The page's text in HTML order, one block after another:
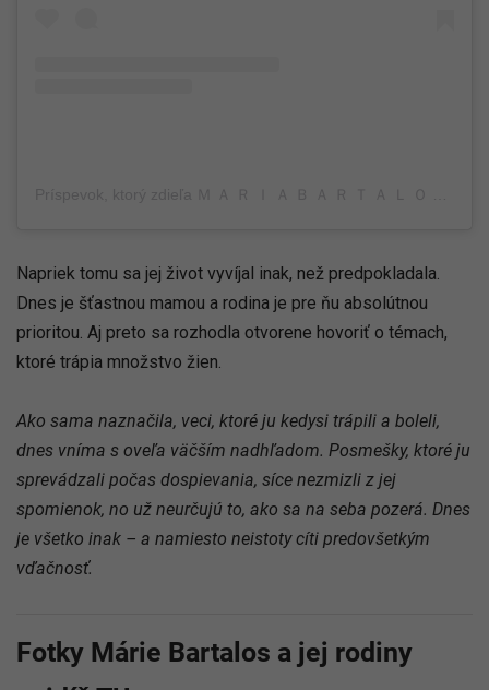
Napriek tomu sa jej život vyvíjal inak, než predpokladala.
Dnes je šťastnou mamou a rodina je pre ňu absolútnou
prioritou. Aj preto sa rozhodla otvorene hovoriť o témach,
ktoré trápia množstvo žien.
Ako sama naznačila, veci, ktoré ju kedysi trápili a boleli,
dnes vníma s oveľa väčším nadhľadom. Posmešky, ktoré ju
sprevádzali počas dospievania, síce nezmizli z jej
spomienok, no už neurčujú to, ako sa na seba pozerá. Dnes
je všetko inak – a namiesto neistoty cíti predovšetkým
vďačnosť.
Fotky Márie Bartalos a jej rodiny